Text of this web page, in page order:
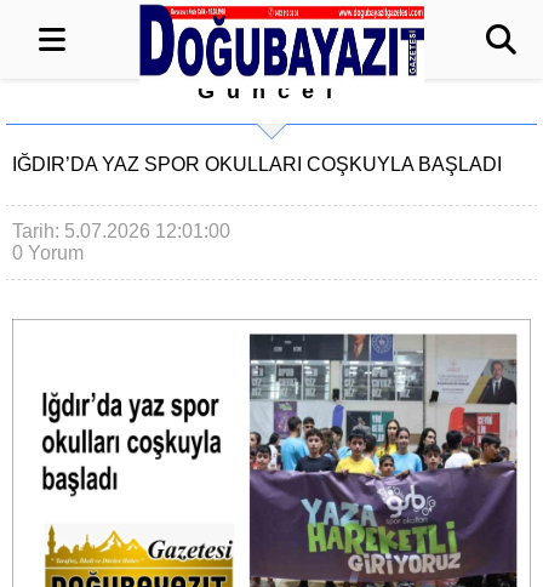
Güncel
IĞDIR’DA YAZ SPOR OKULLARI COŞKUYLA BAŞLADI
Tarih: 5.07.2026 12:01:00
0 Yorum